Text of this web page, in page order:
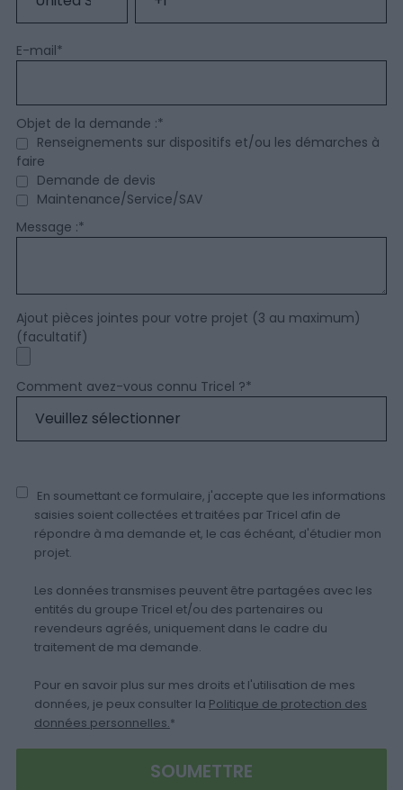
E-mail*
Objet de la demande :*
Renseignements sur dispositifs et/ou les démarches à
faire
Demande de devis
Maintenance/Service/SAV
Message :*
Ajout pièces jointes pour votre projet (3 au maximum)
(facultatif)
Comment avez-vous connu Tricel ?*
En soumettant ce formulaire, j'accepte que les informations
saisies soient collectées et traitées par Tricel afin de
répondre à ma demande et, le cas échéant, d'étudier mon
projet.
Les données transmises peuvent être partagées avec les
entités du groupe Tricel et/ou des partenaires ou
revendeurs agréés, uniquement dans le cadre du
traitement de ma demande.
Pour en savoir plus sur mes droits et l'utilisation de mes
données, je peux consulter la Politique de protection des
données personnelles.*